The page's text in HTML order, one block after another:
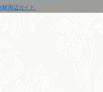
周辺ガイド.